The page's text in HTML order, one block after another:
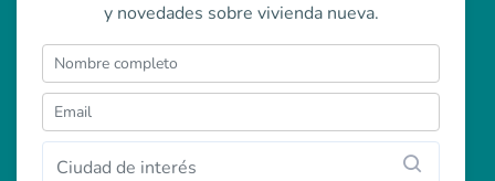
y novedades sobre vivienda nueva.
Ciudad de interés